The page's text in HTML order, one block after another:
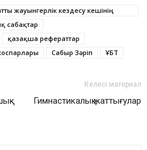
жауынгерлік кездесу кешінің
сабақтар
қазақша рефераттар
Сабыр Зәріп ҰБТ
Келесі материал
Гимнастикалық жаттығулар